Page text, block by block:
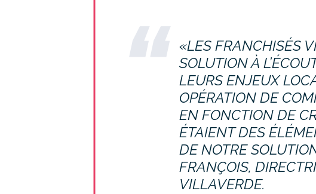
«LES FRANCHISÉS
SOLUTION À
LEURS ENJEUX
OPÉRATION DE
EN FONCTION DE
ÉTAIENT DES
DE NOTRE
FRANÇOIS,
VILLAVERDE.